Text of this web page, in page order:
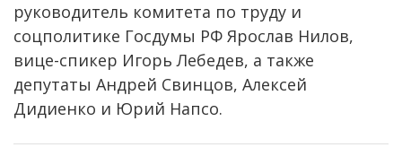
руководитель комитета по труду и
соцполитике Госдумы РФ Ярослав Нилов,
вице-спикер Игорь Лебедев, а также
депутаты Андрей Свинцов, Алексей
Дидиенко и Юрий Напсо.